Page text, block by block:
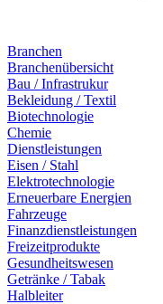
Branchen
Branchenübersicht
Bau / Infrastrukur
Bekleidung / Textil
Biotechnologie
Chemie
Dienstleistungen
Eisen / Stahl
Elektrotechnologie
Erneuerbare Energien
Fahrzeuge
Finanzdienstleistungen
Freizeitprodukte
Gesundheitswesen
Getränke / Tabak
Halbleiter